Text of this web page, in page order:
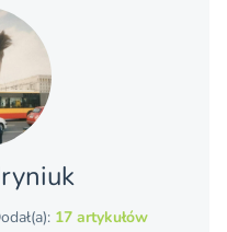
17 artykułów